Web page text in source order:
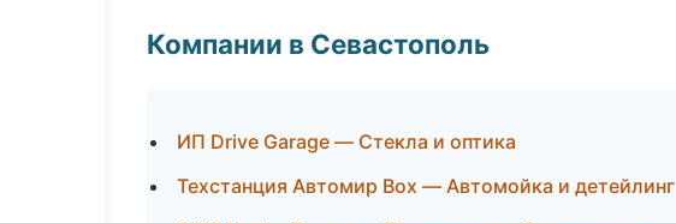
Компании в Севастополь
ИП Drive Garage — Стекла и оптика
Техстанция Автомир Box — Автомойка и детейлинг